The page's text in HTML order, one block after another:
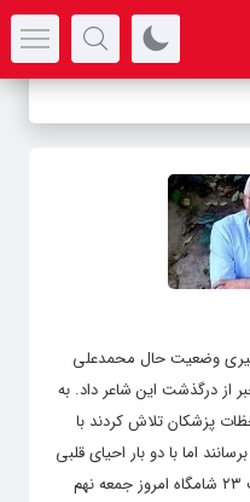
وضعیت حال محمدعلی
از درگذشت این شاعر داد. به
پزشکان تلاش کردند با
اما با دو بار احیای قلبی
این اتفاق نیفتاد و این شاعر حوالی ساعت ۲۳ شامگاه امروز جمعه نهم